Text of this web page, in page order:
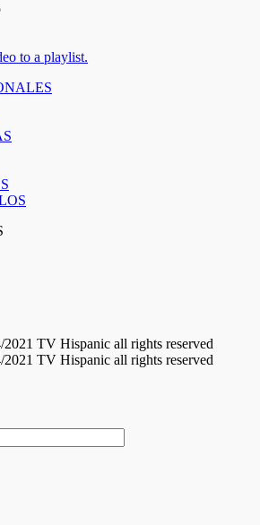
to a playlist.
TV Hispanic all rights reserved
TV Hispanic all rights reserved